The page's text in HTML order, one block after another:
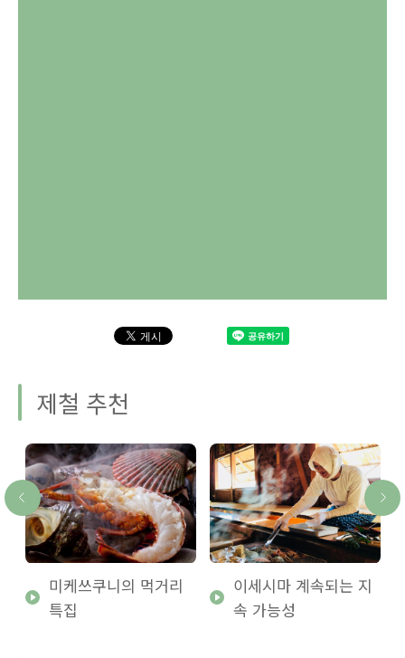
제철 추천
미케쓰쿠니의 먹거리
특집
이세시마 계속되는 지
속 가능성